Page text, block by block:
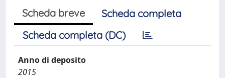
Scheda breve
Scheda completa
Scheda completa (DC)
Anno di deposito
2015